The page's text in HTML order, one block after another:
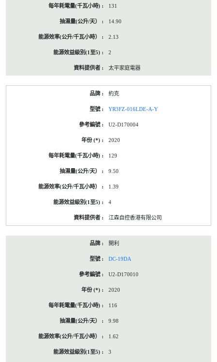
131
14.90
2.13
2
太平家庭電器
約克
YR3FZ-016LDE-A-Y
U2-D170004
2020
129
9.50
1.39
4
江森自控香港有限公司
開利
DC-19DA
U2-D170010
2020
116
9.98
1.62
3